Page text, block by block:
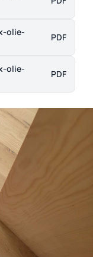
olie-
PDF
olie-
PDF